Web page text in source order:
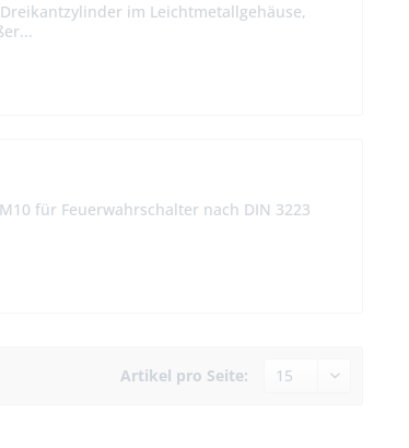
im Leichtmetallgehäuse,
für Feuerwahrschalter nach DIN 3223
Artikel pro Seite: